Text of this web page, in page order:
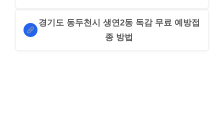
경기도 동두천시 생연2동 독감 무료 예방접
종 방법